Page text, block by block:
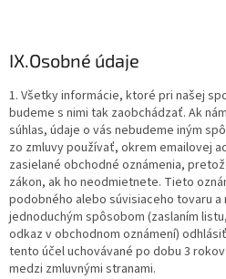
IX.Osobné údaje
1. Všetky informácie, ktoré pri našej
budeme s nimi tak zaobchádzať. Ak
súhlas, údaje o vás nebudeme iným
zo zmluvy používať, okrem emailovej
zasielané obchodné oznámenia,
zákon, ak ho neodmietnete. Tieto
podobného alebo súvisiaceho tovaru
jednoduchým spôsobom (zaslaním
odkaz v obchodnom oznámení)
tento účel uchovávané po dobu 3
medzi zmluvnými stranami.